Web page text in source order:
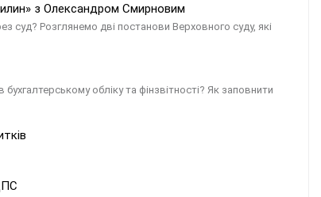
з Олександром Смирновим
суд? Розглянемо дві постанови Верховного суду, які
обліку та фінзвітності? Як заповнити